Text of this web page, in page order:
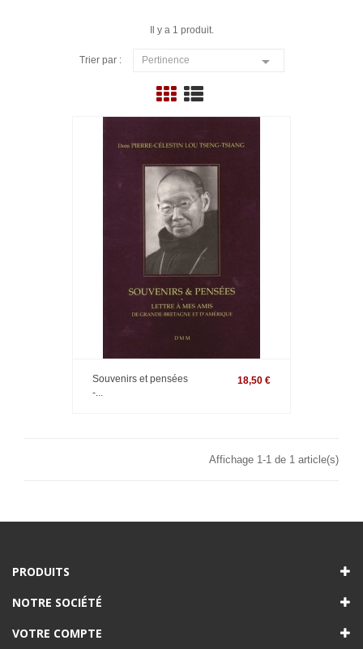
Il y a 1 produit.
Trier par : Pertinence 
Souvenirs et pensées
-...
18,50 €
Affichage 1-1 de 1 article(s)
PRODUITS
NOTRE SOCIÉTÉ
VOTRE COMPTE